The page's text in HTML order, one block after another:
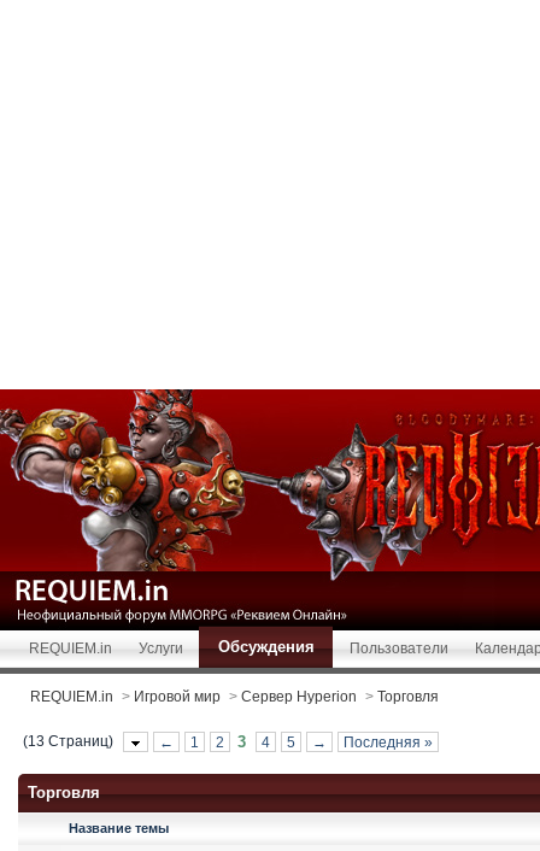
REQUIEM.in Услуги Обсуждения Пользователи
REQUIEM.in > Игровой мир > Сервер Hyperion > Торговля
(13 Страниц) ← 1 2 3 4 5 → Последняя »
Торговля
Название темы